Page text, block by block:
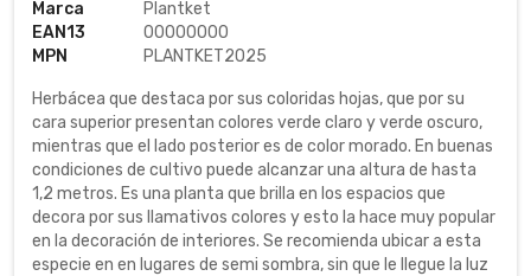
Marca
Plantket
EAN13
00000000
MPN
PLANTKET2025
Herbácea que destaca por sus coloridas hojas, que por su
cara superior presentan colores verde claro y verde oscuro,
mientras que el lado posterior es de color morado. En buenas
condiciones de cultivo puede alcanzar una altura de hasta
1,2 metros. Es una planta que brilla en los espacios que
decora por sus llamativos colores y esto la hace muy popular
en la decoración de interiores. Se recomienda ubicar a esta
especie en en lugares de semi sombra, sin que le llegue la luz